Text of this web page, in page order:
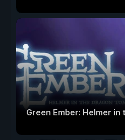
Green Ember: Helmer in